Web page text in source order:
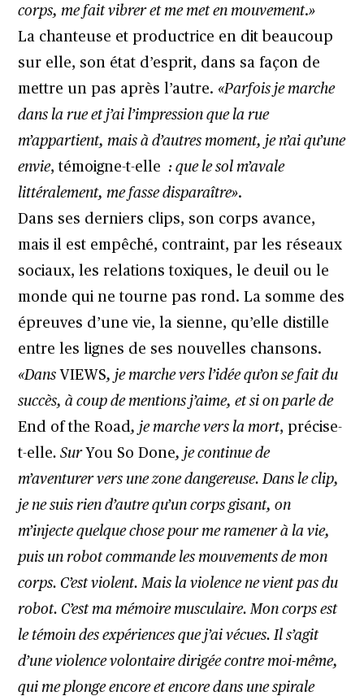
corps, me fait vibrer et me met en mouvement.»
La chanteuse et productrice en dit beaucoup
sur elle, son état d’esprit, dans sa façon de
mettre un pas après l’autre. «Parfois je marche
dans la rue et j’ai l’impression que la rue
m’appartient, mais à d’autres moment, je n’ai qu’une
envie, témoigne-t-elle: que le sol m’avale
littéralement, me fasse disparaître».
Dans ses derniers clips, son corps avance,
mais il est empêché, contraint, par les réseaux
sociaux, les relations toxiques, le deuil ou le
monde qui ne tourne pas rond. La somme des
épreuves d’une vie, la sienne, qu’elle distille
entre les lignes de ses nouvelles chansons.
«Dans VIEWS, je marche vers l’idée qu’on se fait du
succès, à coup de mentions j’aime, et si on parle de
End of the Road, je marche vers la mort, précise-
t-elle. Sur You So Done, je continue de
m’aventurer vers une zone dangereuse. Dans le clip,
je ne suis rien d’autre qu’un corps gisant, on
m’injecte quelque chose pour me ramener à la vie,
puis un robot commande les mouvements de mon
corps. C’est violent. Mais la violence ne vient pas du
robot. C’est ma mémoire musculaire. Mon corps est
le témoin des expériences que j’ai vécues. Il s’agit
d’une violence volontaire dirigée contre moi-même,
qui me plonge encore et encore dans une spirale